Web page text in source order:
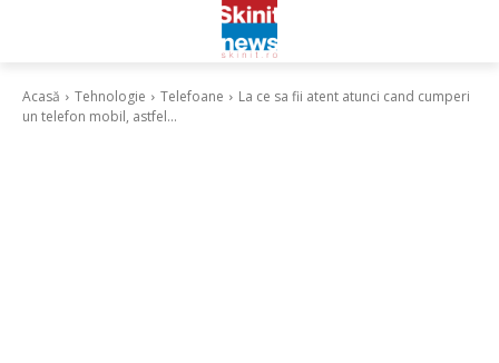
Acasă Tehnologie Telefoane
La ce sa fii atent atunci cand cumperi
un telefon mobil, astfel...